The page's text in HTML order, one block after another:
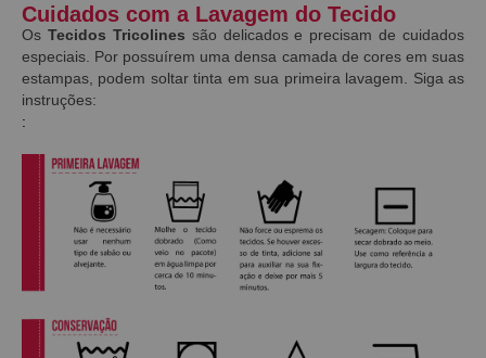
Cuidados com a Lavagem do Tecido
Os Tecidos Tricolines são delicados e precisam de cuidados
especiais. Por possuírem uma densa camada de cores em suas
estampas, podem soltar tinta em sua primeira lavagem. Siga as
instruções:
: